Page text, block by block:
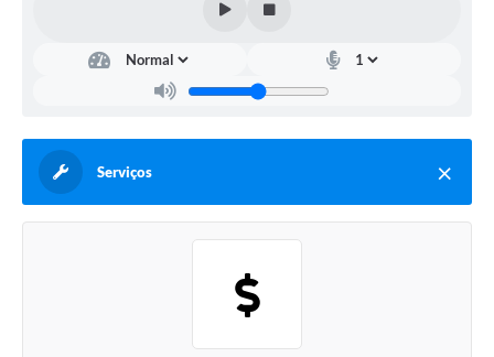
Serviços